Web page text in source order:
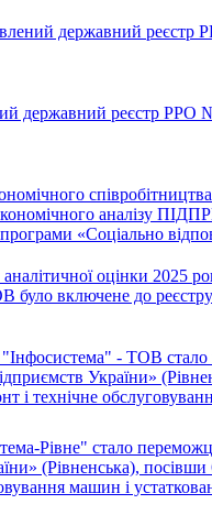
державний реєстр
державний реєстр РРО
економічного
«Соціально
аналітичної оцінки
включене до реєстру
- ТОВ стало
України»
і технічне
Рівне" стало
(Рівненська), посівши
машин і